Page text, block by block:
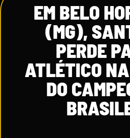
EM BELO
(MG),
PERDE
ATLÉTICO
DO